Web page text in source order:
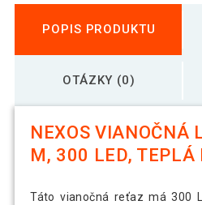
POPIS PRODUKTU
OTÁZKY (0)
NEXOS VIANOČNÁ
M, 300 LED, TEPLÁ
Táto vianočná reťaz má 300